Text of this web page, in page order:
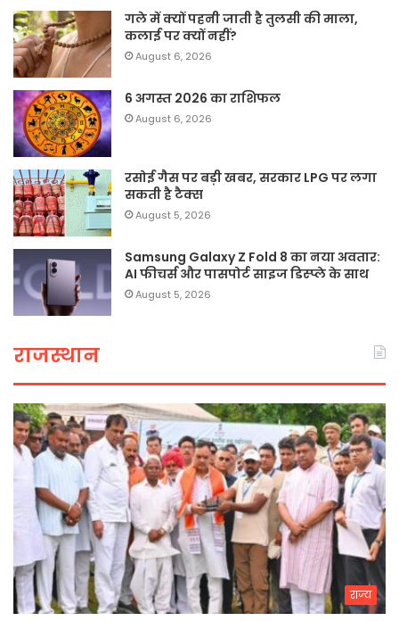
गले में क्यों पहनी जाती है तुलसी की माला,
कलाई पर क्यों नहीं?
August 6, 2026
6 अगस्त 2026 का राशिफल
August 6, 2026
रसोई गैस पर बड़ी खबर, सरकार LPG पर लगा
सकती है टैक्स
August 5, 2026
Samsung Galaxy Z Fold 8 का नया अवतार:
AI फीचर्स और पासपोर्ट साइज डिस्प्ले के साथ
August 5, 2026
राजस्थान
राज्य